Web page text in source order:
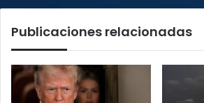
posible
Publicaciones relacionadas